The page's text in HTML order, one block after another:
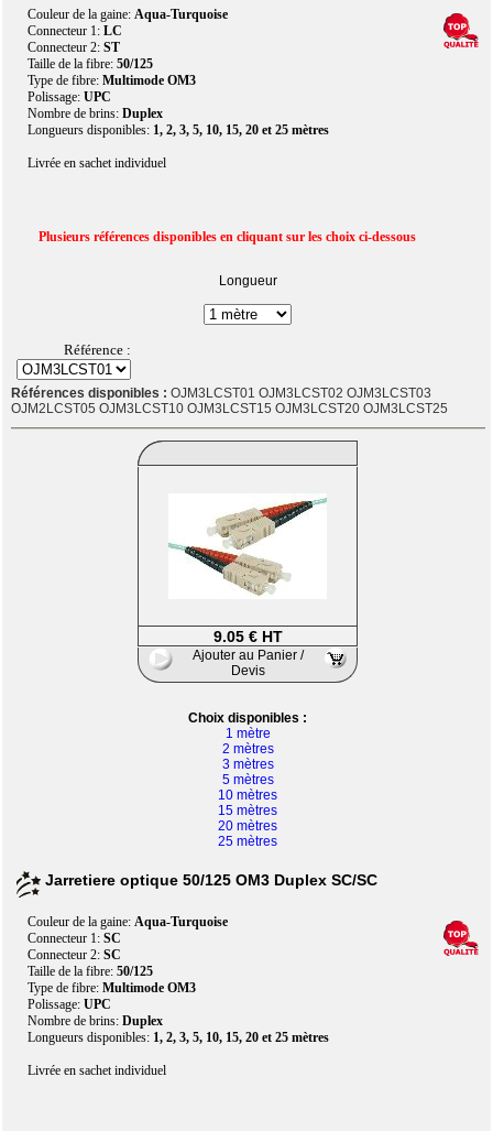
Couleur de la gaine:Aqua-Turquoise
Connecteur 1:LC
Connecteur 2:ST
Taille de la fibre:50/125
Type de fibre:Multimode OM3
Polissage:UPC
Nombre de brins:Duplex
Longueurs disponibles: 1, 2, 3, 5, 10, 15, 20 et 25 mètres
Livrée en sachet individuel
Plusieurs références disponibles en cliquant sur les choix ci-dessous
Longueur
Référence :
Références disponibles : OJM3LCST01 OJM3LCST02 OJM3LCST03
OJM2LCST05 OJM3LCST10 OJM3LCST15 OJM3LCST20 OJM3LCST25
9.05 € HT
Ajouter au Panier /
Devis
Choix disponibles :
1 mètre
2 mètres
3 mètres
5 mètres
10 mètres
15 mètres
20 mètres
25 mètres
Jarretiere optique 50/125 OM3 Duplex SC/SC
Couleur de la gaine:Aqua-Turquoise
Connecteur 1:SC
Connecteur 2:SC
Taille de la fibre:50/125
Type de fibre:Multimode OM3
Polissage:UPC
Nombre de brins:Duplex
Longueurs disponibles: 1, 2, 3, 5, 10, 15, 20 et 25 mètres
Livrée en sachet individuel